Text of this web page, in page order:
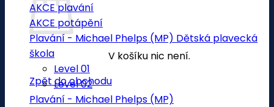
V košíku nic není.
Zpět do obchodu
AKCE plavání
AKCE potápění
Plavání - Michael Phelps (MP) Dětská plavecká
škola
Level 01
Level 02
Plavání - Michael Phelps (MP)